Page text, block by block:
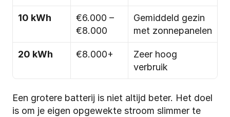
10 kWh
€6.000 –
€8.000
Gemiddeld gezin
met zonnepanelen
20 kWh €8.000+
Zeer hoog
verbruik
Een grotere batterij is niet altijd beter. Het doel
is om je eigen opgewekte stroom slimmer te